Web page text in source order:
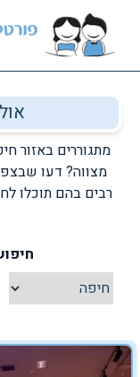
מתגוררים באזור
מצווה? דעו
רבים בהם תוכלו
מועדונים רבים
שלהם. תוכלו
הווי צעיר,
משובח וכמובן
לבר/בת מצווה
ברשימה ובחרו את